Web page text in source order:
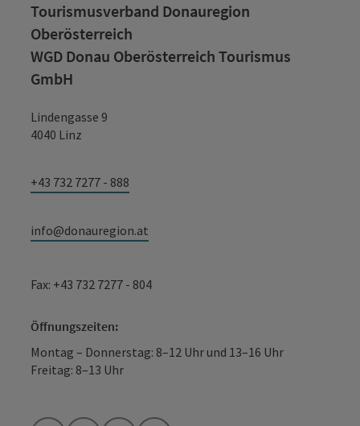
Tourismusverband Donauregion
Oberösterreich
WGD Donau Oberösterreich Tourismus
GmbH
Lindengasse 9
4040 Linz
+43 732 7277 - 888
info@donauregion.at
Fax: +43 732 7277 - 804
Öffnungszeiten:
Montag – Donnerstag: 8–12 Uhr und 13–16 Uhr
Freitag: 8–13 Uhr